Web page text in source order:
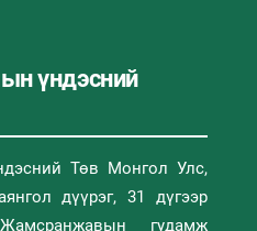
үндэсний
Төв Монгол Улс,
дүүрэг, 31 дүгээр
гудамж